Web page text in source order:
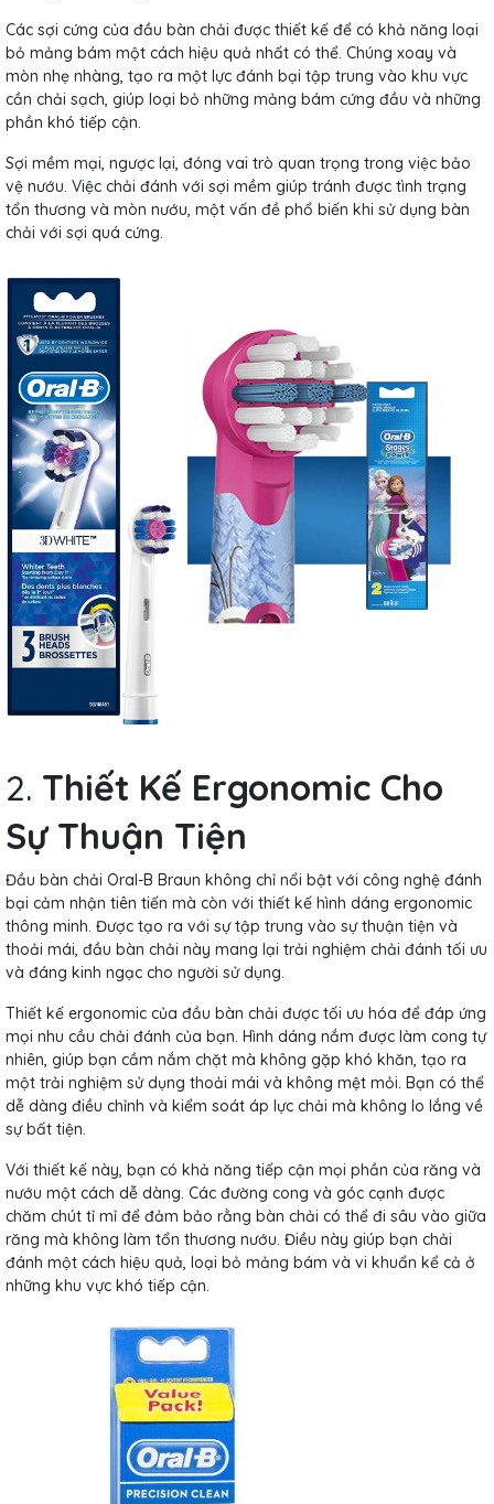
Các sợi cứng của đầu bàn chải được thiết kế để có khả năng loại
bỏ mảng bám một cách hiệu quả nhất có thể. Chúng xoay và
mòn nhẹ nhàng, tạo ra một lực đánh bại tập trung vào khu vực
cần chải sạch, giúp loại bỏ những mảng bám cứng đầu và những
phần khó tiếp cận.
Sợi mềm mại, ngược lại, đóng vai trò quan trọng trong việc bảo
vệ nướu. Việc chải đánh với sợi mềm giúp tránh được tình trạng
tổn thương và mòn nướu, một vấn đề phổ biến khi sử dụng bàn
chải với sợi quá cứng.
2. Thiết Kế Ergonomic Cho
Sự Thuận Tiện
Đầu bàn chải Oral-B Braun không chỉ nổi bật với công nghệ đánh
bại cảm nhận tiên tiến mà còn với thiết kế hình dáng ergonomic
thông minh. Được tạo ra với sự tập trung vào sự thuận tiện và
thoải mái, đầu bàn chải này mang lại trải nghiệm chải đánh tối ưu
và đáng kinh ngạc cho người sử dụng.
Thiết kế ergonomic của đầu bàn chải được tối ưu hóa để đáp ứng
mọi nhu cầu chải đánh của bạn. Hình dáng nắm được làm cong tự
nhiên, giúp bạn cầm nắm chặt mà không gặp khó khăn, tạo ra
một trải nghiệm sử dụng thoải mái và không mệt mỏi. Bạn có thể
dễ dàng điều chỉnh và kiểm soát áp lực chải mà không lo lắng về
sự bất tiện.
Với thiết kế này, bạn có khả năng tiếp cận mọi phần của răng và
nướu một cách dễ dàng. Các đường cong và góc cạnh được
chăm chút tỉ mỉ để đảm bảo rằng bàn chải có thể đi sâu vào giữa
răng mà không làm tổn thương nướu. Điều này giúp bạn chải
đánh một cách hiệu quả, loại bỏ mảng bám và vi khuẩn kể cả ở
những khu vực khó tiếp cận.